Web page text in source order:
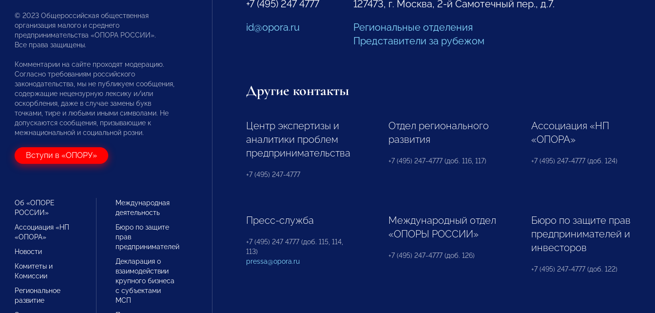
© 2023 Общероссийская общественная
организация малого и среднего
предпринимательства «ОПОРА РОССИИ».
Все права защищены.
Комментарии на сайте проходят модерацию.
Согласно требованиям российского
законодательства, мы не публикуем сообщения,
содержащие нецензурную лексику и/или
оскорбления, даже в случае замены букв
точками, тире и любыми иными символами. Не
допускаются сообщения, призывающие к
межнациональной и социальной розни.
Вступи в «ОПОРУ»
Об «ОПОРЕ
РОССИИ»
Ассоциация «НП
«ОПОРА»
Новости
Комитеты и
Комиссии
Региональное
развитие
Международная
деятельность
Бюро по защите
прав
предпринимателей
Декларация о
взаимодействии
крупного бизнеса
с субъектами
МСП
+7 (495) 247 4777
id@opora.ru
127473, г. Москва, 2-й Самотечный пер., д.7.
Региональные отделения
Представители за рубежом
Другие контакты
Центр экспертизы и
аналитики проблем
предпринимательства
+7 (495) 247-4777
Отдел регионального
развития
+7 (495) 247-4777 (доб. 116, 117)
Ассоциация «НП
«ОПОРА»
+7 (495) 247-4777 (доб. 124)
Пресс-служба
+7 (495) 247 4777 (доб. 115, 114,
113)
pressa@opora.ru
Международный отдел
«ОПОРЫ РОССИИ»
+7 (495) 247-4777 (доб. 126)
Бюро по защите прав
предпринимателей и
инвесторов
+7 (495) 247-4777 (доб. 122)